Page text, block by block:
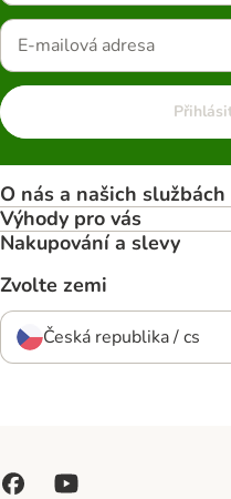
O nás a našich službách
Výhody pro vás
Nakupování a slevy
Zvolte zemi
Česká republika / cs